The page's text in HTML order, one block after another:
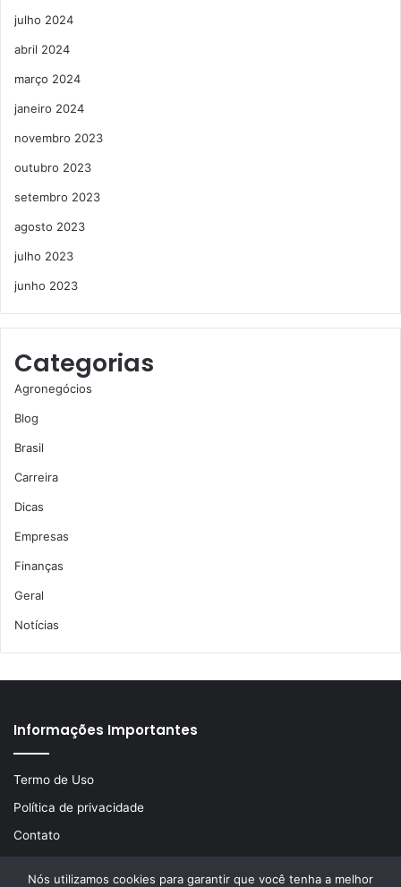
julho 2024
abril 2024
março 2024
janeiro 2024
novembro 2023
outubro 2023
setembro 2023
agosto 2023
julho 2023
junho 2023
Categorias
Agronegócios
Blog
Brasil
Carreira
Dicas
Empresas
Finanças
Geral
Notícias
Informações Importantes
Termo de Uso
Política de privacidade
Contato
Nós utilizamos cookies para garantir que você tenha a melhor